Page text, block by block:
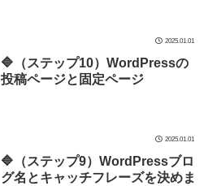
2025.01.01
🔷（ステップ10）WordPressの
投稿ページと固定ページ
2025.01.01
🔷（ステップ9）WordPressブロ
グ名とキャッチフレーズを決めま